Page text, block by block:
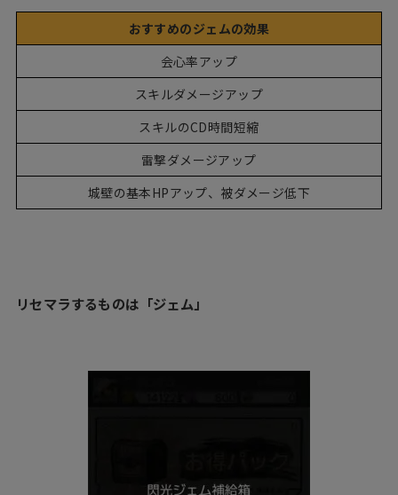
おすすめのジェムの効果
会心率アップ
スキルダメージアップ
スキルのCD時間短縮
雷撃ダメージアップ
城壁の基本HPアップ、被ダメージ低下
リセマラするものは「ジェム」